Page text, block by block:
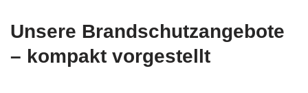
Unsere Brandschutzangebote
– kompakt vorgestellt